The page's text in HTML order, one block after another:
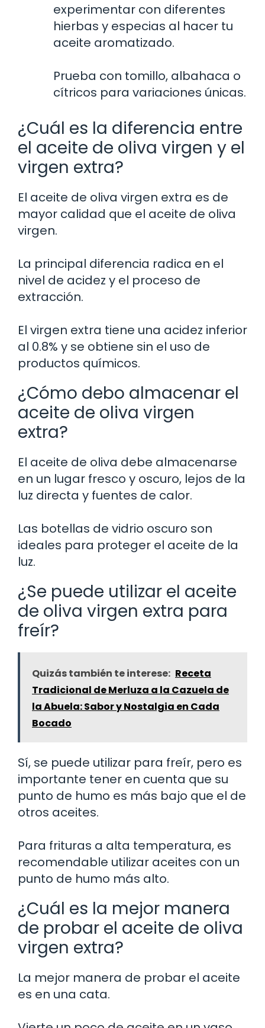
experimentar con diferentes
hierbas y especias al hacer tu
aceite aromatizado.
Prueba con tomillo, albahaca o
cítricos para variaciones únicas.
¿Cuál es la diferencia entre
el aceite de oliva virgen y el
virgen extra?
El aceite de oliva virgen extra es de
mayor calidad que el aceite de oliva
virgen.
La principal diferencia radica en el
nivel de acidez y el proceso de
extracción.
El virgen extra tiene una acidez inferior
al 0.8% y se obtiene sin el uso de
productos químicos.
¿Cómo debo almacenar el
aceite de oliva virgen
extra?
El aceite de oliva debe almacenarse
en un lugar fresco y oscuro, lejos de la
luz directa y fuentes de calor.
Las botellas de vidrio oscuro son
ideales para proteger el aceite de la
luz.
¿Se puede utilizar el aceite
de oliva virgen extra para
freír?
Quizás también te interese: Receta
Tradicional de Merluza a la Cazuela de
la Abuela: Sabor y Nostalgia en Cada
Bocado
Sí, se puede utilizar para freír, pero es
importante tener en cuenta que su
punto de humo es más bajo que el de
otros aceites.
Para frituras a alta temperatura, es
recomendable utilizar aceites con un
punto de humo más alto.
¿Cuál es la mejor manera
de probar el aceite de oliva
virgen extra?
La mejor manera de probar el aceite
es en una cata.